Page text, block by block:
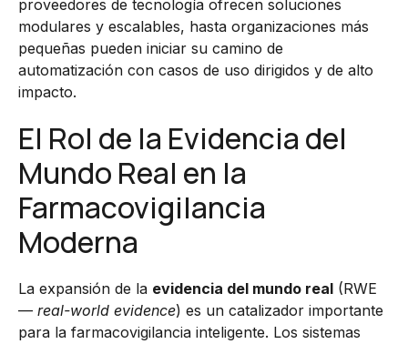
proveedores de tecnología ofrecen soluciones
modulares y escalables, hasta organizaciones más
pequeñas pueden iniciar su camino de
automatización con casos de uso dirigidos y de alto
impacto.
El Rol de la Evidencia del
Mundo Real en la
Farmacovigilancia
Moderna
La expansión de la evidencia del mundo real (RWE
— real-world evidence) es un catalizador importante
para la farmacovigilancia inteligente. Los sistemas